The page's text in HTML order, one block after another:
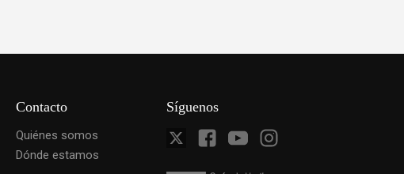
Contacto
Quiénes somos
Dónde estamos
Síguenos